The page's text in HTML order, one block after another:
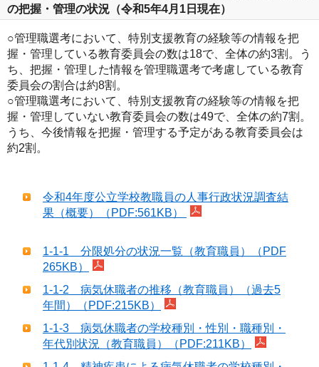
の把握・管理の状況（令和5年4月1日現在）
○管理職選考において、特別支援教育の経験等の情報を把
握・管理している教育委員会の数は18で、全体の約3割。う
ち、把握・管理した情報を管理職選考で考慮している教育
委員会の割合は約8割。
○管理職選考において、特別支援教育の経験等の情報を把
握・管理していない教育委員会の数は49で、全体の約7割。
うち、今後情報を把握・管理する予定がある教育委員会は
約2割。
令和4年度公立学校教職員の人事行政状況調査結
果（概要）（PDF:561KB）
1-1-1 分限処分の状況一覧（教育職員）（PDF
265KB）
1-1-2 病気休職者の推移（教育職員）（過去5
年間）（PDF:215KB）
1-1-3 病気休職者の学校種別・性別・職種別・
年代別状況（教育職員）（PDF:211KB）